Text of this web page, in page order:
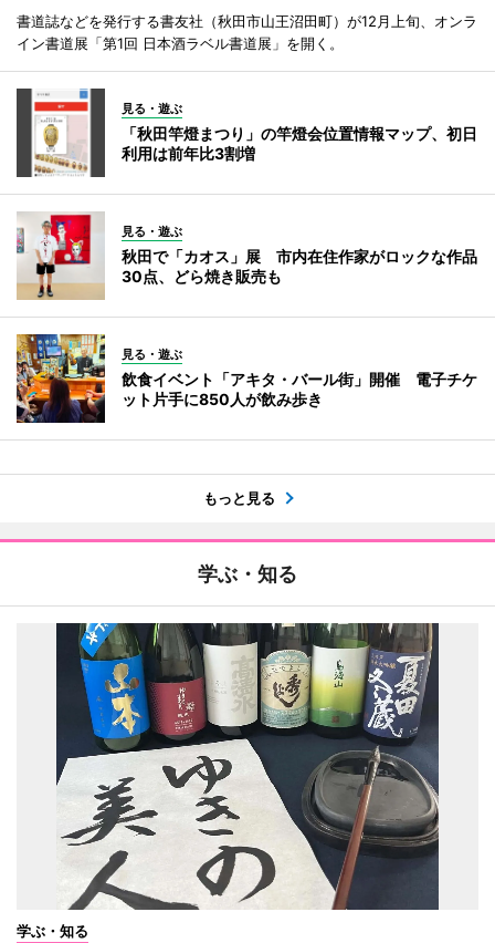
書道誌などを発行する書友社（秋田市山王沼田町）が12月上旬、オンラ
イン書道展「第1回 日本酒ラベル書道展」を開く。
見る・遊ぶ
「秋田竿燈まつり」の竿燈会位置情報マップ、初日
利用は前年比3割増
見る・遊ぶ
秋田で「カオス」展 市内在住作家がロックな作品
30点、どら焼き販売も
見る・遊ぶ
飲食イベント「アキタ・バール街」開催 電子チケ
ット片手に850人が飲み歩き
もっと見る
学ぶ・知る
学ぶ・知る